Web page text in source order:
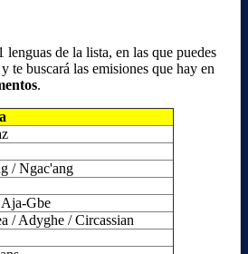
lenguas de la lista, en las que puedes
te buscará las emisiones que hay en
.
/ Ngac'ang
Gbe
/ Adyghe / Circassian